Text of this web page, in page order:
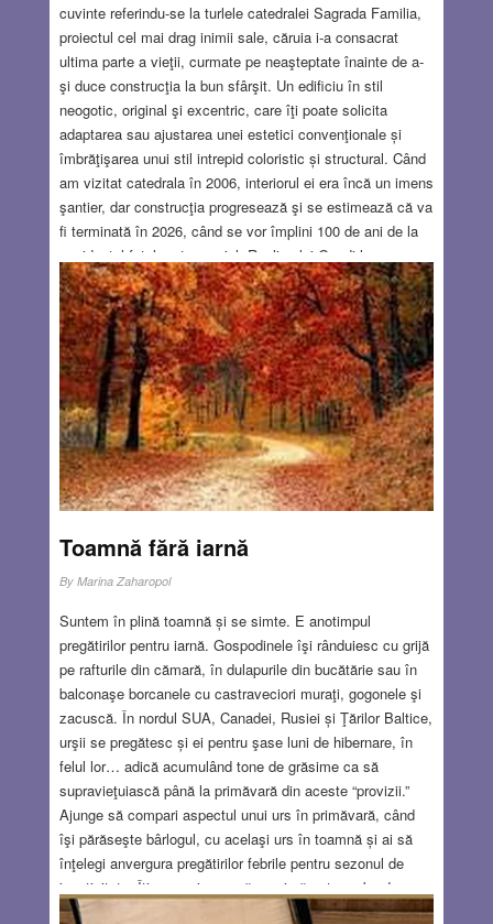
cuvinte referindu-se la turlele catedralei Sagrada Familia,
proiectul cel mai drag inimii sale, căruia i-a consacrat
ultima parte a vieţii, curmate pe neaşteptate înainte de a-
şi duce construcţia la bun sfârşit. Un edificiu în stil
neogotic, original şi excentric, care îţi poate solicita
adaptarea sau ajustarea unei estetici convenţionale și
îmbrăţişarea unui stil intrepid coloristic și structural. Când
am vizitat catedrala în 2006, interiorul ei era încă un imens
şantier, dar construcţia progresează şi se estimează că va
fi terminată în 2026, când se vor împlini 100 de ani de la
accidentul fatal cu tramvaiul. Replica lui Gaudi la
întrebarea arhiepiscopului care îi vizita catedrala în
construcţie și atenţia lui la detaliu sunt trăsături valabile și
pentru clădirile civile care au precedat-o, imobile executate
pentru diverşi patroni care îi apreciau stilul, marcat la
început de influenţe orientale (Casa Vicens), dar evoluând
ulterior spre un stil naturalist care îi oferea mai multă
libertate de creaţie și de explorare a naturii.
Read more…
NOV 17, 2022 11 COMMENTS
Toamnă fără iarnă
By Marina Zaharopol
Suntem în plină toamnă și se simte. E anotimpul
pregătirilor pentru iarnă. Gospodinele îşi rânduiesc cu grijă
pe rafturile din cămară, în dulapurile din bucătărie sau în
balconaşe borcanele cu castraveciori muraţi, gogonele şi
zacuscă. În nordul SUA, Canadei, Rusiei și Ţărilor Baltice,
urşii se pregătesc și ei pentru şase luni de hibernare, în
felul lor… adică acumulând tone de grăsime ca să
supravieţuiască până la primăvară din aceste “provizii.”
Ajunge să compari aspectul unui urs în primăvară, când
îşi părăseşte bârlogul, cu acelaşi urs în toamnă și ai să
înţelegi anvergura pregătirilor febrile pentru sezonul de
inactivitate. Îţi va veni greu să crezi că este vorba de
acelaşi urs! De ani de zile, un aparat de filmat se